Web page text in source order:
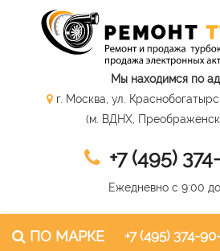
Мы находимся по
г. Москва, ул.
(м. ВДНХ,
+7 (495)
Ежедневно с 9:00
ПО МАРКЕ +7 (495) 374-